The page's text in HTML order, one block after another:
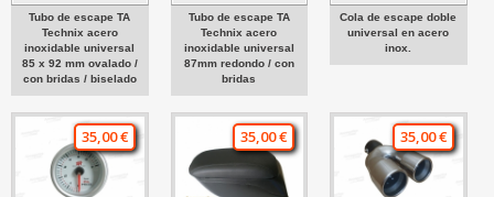
Tubo de escape TA
Technix acero
inoxidable universal
85 x 92 mm ovalado /
con bridas / biselado
Tubo de escape TA
Technix acero
inoxidable universal
87mm redondo / con
bridas
Cola de escape doble
universal en acero
inox.
35,00 € 35,00 € 35,00 €